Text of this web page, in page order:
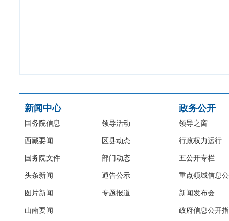
新闻中心
国务院信息
西藏要闻
国务院文件
头条新闻
图片新闻
山南要闻
领导活动
区县动态
部门动态
通告公示
专题报道
政务公开
领导之窗
行政权力运行
五公开专栏
重点领域信息
新闻发布会
政府信息公开